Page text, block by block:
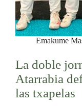
Emakume
La doble
Atarrabia
las txapelas